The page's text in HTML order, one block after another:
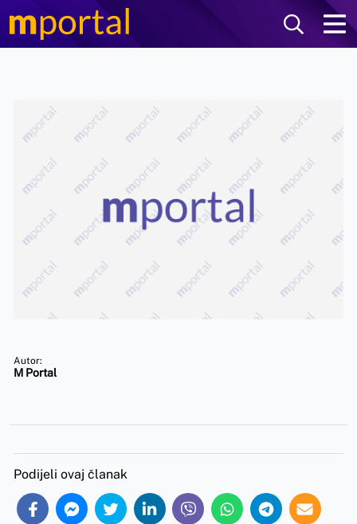
Autor:
M Portal
Podijeli ovaj članak